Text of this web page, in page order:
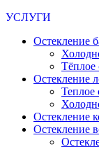
УСЛУГИ
Остекление
Тёплое
Остекление
Теплое
Остекление
Остекление